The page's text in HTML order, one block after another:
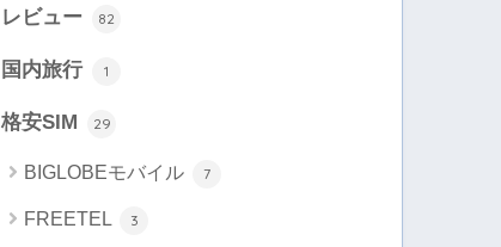
レビュー 82
国内旅行 1
格安SIM 29
BIGLOBEモバイル 7
FREETEL 3